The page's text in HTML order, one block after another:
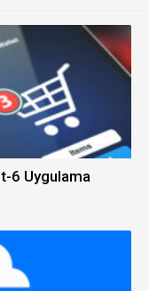
6 Uygulama